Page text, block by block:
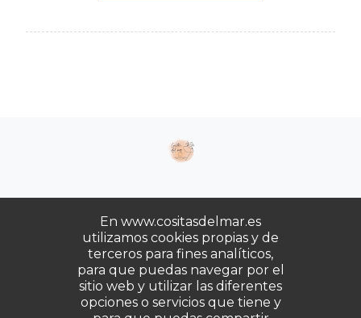
Copyrights © 2025. Todos los derechos
reservados.
En www.cositasdelmar.es
utilizamos cookies propias y de
terceros para fines analíticos,
para que puedas navegar por el
sitio web y utilizar las diferentes
opciones o servicios que tiene y